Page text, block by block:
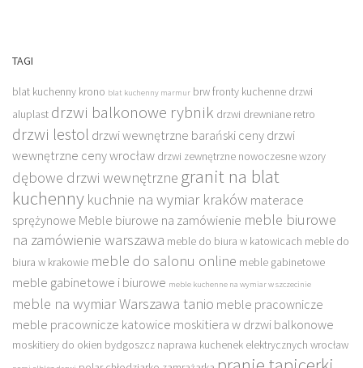
TAGI
blat kuchenny krono blat kuchenny marmur brw fronty kuchenne drzwi
aluplast drzwi balkonowe rybnik drzwi drewniane retro
drzwi lestol drzwi wewnętrzne barański ceny drzwi
wewnętrzne ceny wrocław drzwi zewnętrzne nowoczesne wzory
dębowe drzwi wewnętrzne granit na blat
kuchenny kuchnie na wymiar kraków materace
sprężynowe Meble biurowe na zamówienie meble biurowe
na zamówienie warszawa meble do biura w katowicach meble do
biura w krakowie meble do salonu online meble gabinetowe
meble gabinetowe i biurowe meble kuchenne na wymiar w szczecinie
meble na wymiar Warszawa tanio meble pracownicze
meble pracownicze katowice moskitiera w drzwi balkonowe
moskitiery do okien bydgoszcz naprawa kuchenek elektrycznych wrocław